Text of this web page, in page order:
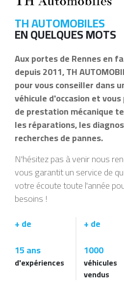
TH AUTOMOBILES
EN QUELQUES MOTS
Aux portes de Rennes en
depuis 2011, TH
pour vous conseiller dans
véhicule d'occasion et
de prestation mécanique
les réparations, les
recherches de pannes.
N'hésitez pas à venir nous
vous garantit un service de
votre écoute toute l'année
besoins !
+ de
15 ans
d'expériences
+ de
1000
véhicules
vendus